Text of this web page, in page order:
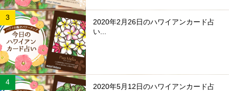
2020年2月26日のハワイアンカード占
い...
2020年5月12日のハワイアンカード占